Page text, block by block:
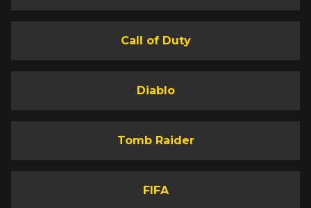
Call of Duty
Diablo
Tomb Raider
FIFA